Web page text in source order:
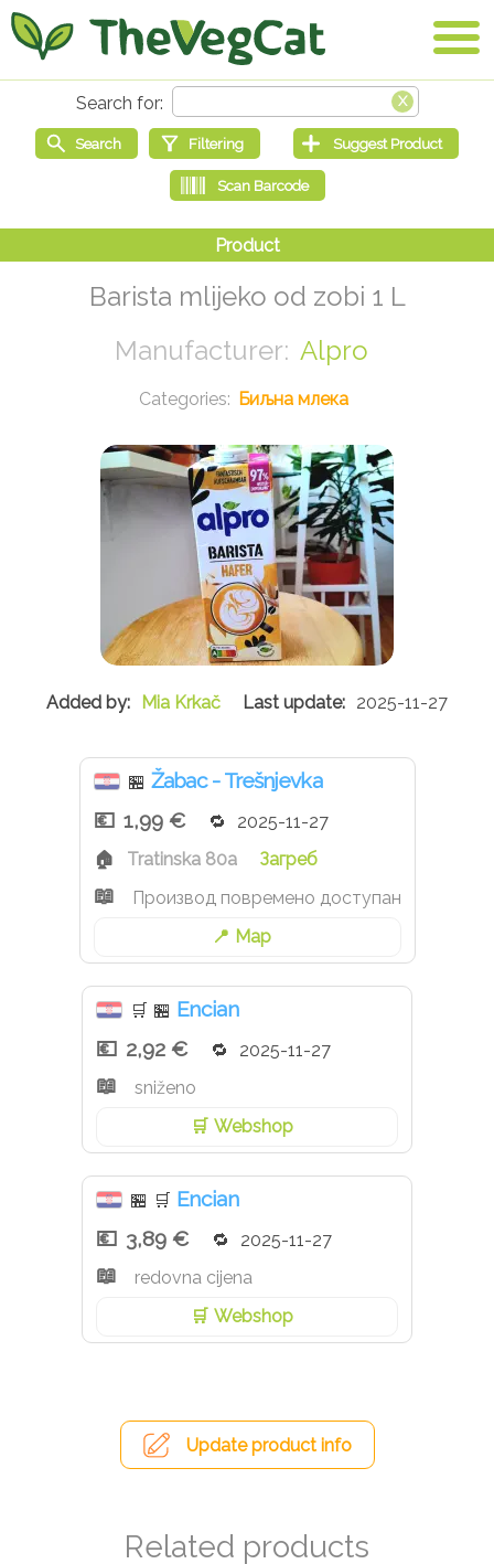
Barista mlijeko od zobi 1 L
Alpro
Биљна млека
Mia Krkač 2025-11-27
🏪 Žabac - Trešnjevka
1,99 €
2025-11-27
Tratinska 80a
Загреб
Производ повремено доступан
Map
🛒 🏪 Encian
2,92 €
2025-11-27
sniženo
Webshop
🏪 🛒 Encian
3,89 €
2025-11-27
redovna cijena
Webshop
Update product info